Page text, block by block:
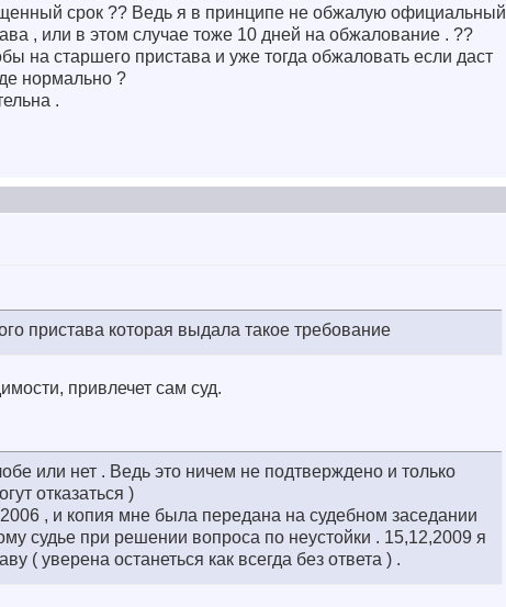
срок ?? Ведь я в принципе не обжалую официальный
, или в этом случае тоже 10 дней на обжалование . ??
на старшего пристава и уже тогда обжаловать если даст
нормально ?
.
пристава которая выдала такое требование
привлечет сам суд.
или нет . Ведь это ничем не подтверждено и только
отказаться )
, и копия мне была передана на судебном заседании
судье при решении вопроса по неустойки . 15,12,2009 я
( уверена останеться как всегда без ответа ) .